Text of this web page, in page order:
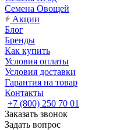
Семена Овощей
Акции
Блог
Бренды
Как купить
Условия оплаты
Условия доставки
Гарантия на товар
Контакты
+7 (800) 250 70 01
Заказать звонок
Задать вопрос